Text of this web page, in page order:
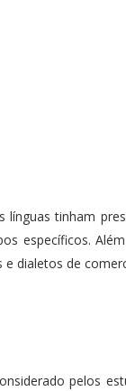
línguas tinham
específicos.
dialetos de
pelos